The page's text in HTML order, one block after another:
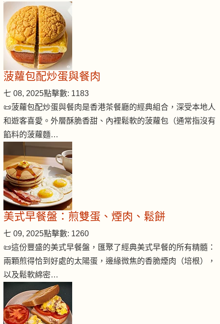
菠蘿包配炒蛋與餐肉
七 08, 2025點擊數: 1183
📜菠蘿包配炒蛋與餐肉是香港茶餐廳的經典組合，深受本地人
和遊客喜愛。外層酥脆香甜、內裡鬆軟的菠蘿包（通常指沒有
餡料的菠蘿麵…
美式早餐盤：煎雙蛋、煙肉、鬆餅
七 09, 2025點擊數: 1260
📜這份豐盛的美式早餐盤，匯聚了經典美式早餐的所有精髓：
兩顆煎得恰到好處的太陽蛋，邊緣微焦的香脆煙肉（培根），
以及鬆軟綿密…